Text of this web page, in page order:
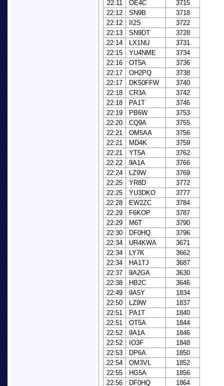
22:11
OE4C
3715
22:12
SN9B
3718
22:12
II2S
3722
22:13
SN9DT
3728
22:14
LX1NU
3731
22:15
YU4NME
3734
22:16
OT5A
3736
22:17
OH2PQ
3738
22:17
DK50FFW
3740
22:18
CR3A
3742
22:18
PA1T
3746
22:19
PB6W
3753
22:20
CQ9A
3755
22:21
OM5AA
3756
22:21
MD4K
3759
22:21
YT5A
3762
22:22
9A1A
3766
22:24
LZ9W
3769
22:25
YR8D
3772
22:25
YU3DKO
3777
22:28
EW2ZC
3784
22:29
F6KOP
3787
22:29
M6T
3790
22:30
DF0HQ
3796
22:34
UR4KWA
3671
22:34
LY7K
3662
22:34
HA1TJ
3687
22:37
9A2GA
3630
22:38
HB2C
3646
22:49
9A5Y
1834
22:50
LZ9W
1837
22:51
PA1T
1840
22:51
OT5A
1844
22:52
9A1A
1846
22:52
IO3F
1848
22:53
DP6A
1850
22:54
OM3VL
1852
22:55
HG5A
1856
22:56
DF0HQ 1864